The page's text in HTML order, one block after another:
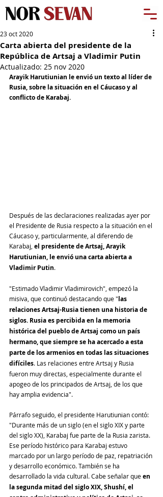
Carta abierta del presidente de la
República de Artsaj a Vladimir Putin
23 oct 2020
Actualizado: 25 nov 2020
Arayik Harutiunian le envió un texto al líder de
Rusia, sobre la situación en el Cáucaso y al
conflicto de Karabaj.
Después de las declaraciones realizadas ayer por
el Presidente de Rusia respecto a la situación en el
Cáucaso y, particularmente, al diferendo de
Karabaj, el presidente de Artsaj, Arayik
Harutiunian, le envió una carta abierta a
Vladimir Putin.
"Estimado Vladimir Vladimirovich", empezó la
misiva, que continuó destacando que "las
relaciones Artsaj-Rusia tienen una historia de
siglos. Rusia es percibida en la memoria
histórica del pueblo de Artsaj como un país
hermano, que siempre se ha acercado a esta
parte de los armenios en todas las situaciones
difíciles. Las relaciones entre Artsaj y Rusia
fueron muy directas, especialmente durante el
apogeo de los principados de Artsaj, de los que
hay amplia evidencia".
Párrafo seguido, el presidente Harutiunian contó:
"Durante más de un siglo (en el siglo XIX y parte
del siglo XX), Karabaj fue parte de la Rusia zarista.
Ese período histórico para Karabaj estuvo
marcado por un largo período de paz, repatriación
y desarrollo económico. También se ha
desarrollado la vida cultural. Cabe señalar que en
la segunda mitad del siglo XIX, Shushí, el